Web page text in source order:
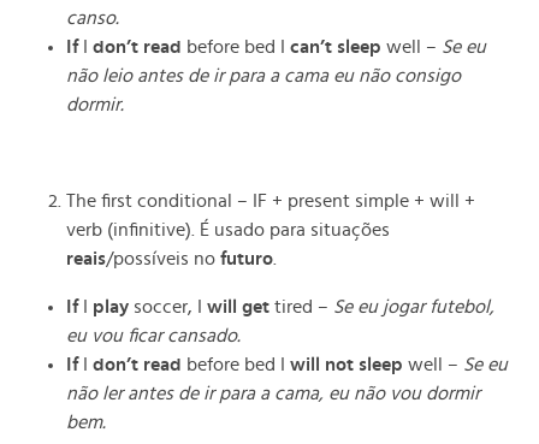
canso.
IfI don’t read before bed I can’t sleep well – Se eu
não leio antes de ir para a cama eu não consigo
dormir.
The first conditional – IF + present simple + will +
verb (infinitive). É usado para situações
reais/possíveis no futuro
IfI play soccer, I will get tired – Se eu jogar futebol,
eu vou ficar cansado.
IfI don’t read before bed I will not sleep well – Se eu
não ler antes de ir para a cama, eu não vou dormir
bem.